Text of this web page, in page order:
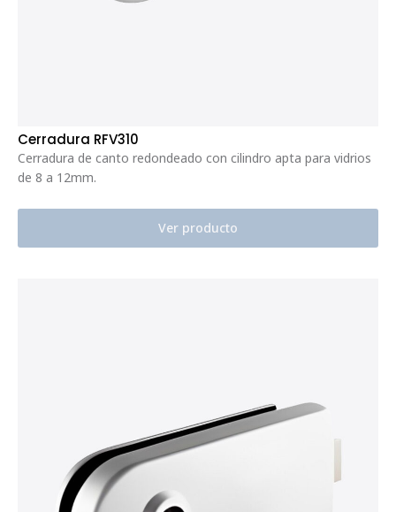
Cerradura RFV310
Cerradura de canto redondeado con cilindro apta para vidrios
de 8 a 12mm.
Ver producto